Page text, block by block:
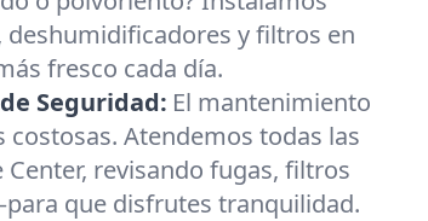
y filtros en
fresco cada día.
Seguridad: El mantenimiento
costosas. Atendemos todas las
revisando fugas, filtros
que disfrutes tranquilidad.